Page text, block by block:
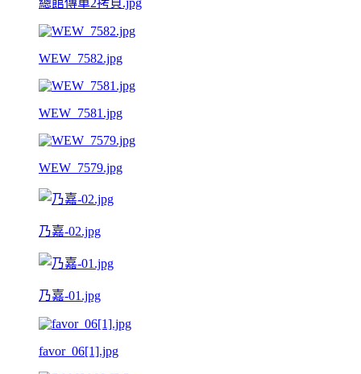
WEW_7582.jpg
WEW_7581.jpg
WEW_7579.jpg
乃嘉-02.jpg
乃嘉-01.jpg
favor_06[1].jpg